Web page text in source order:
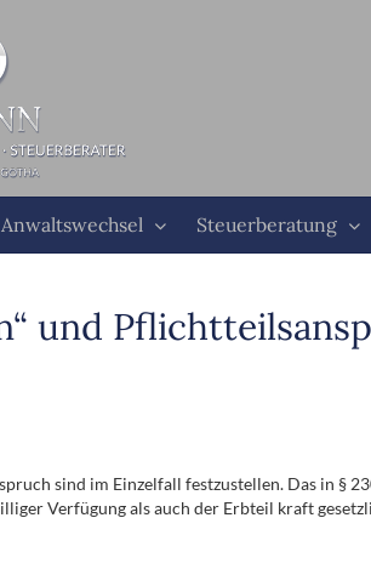
Anwaltswechsel Steuerberatung
und
sind im Einzelfall festzustellen. Das in §
Verfügung als auch der Erbteil kraft